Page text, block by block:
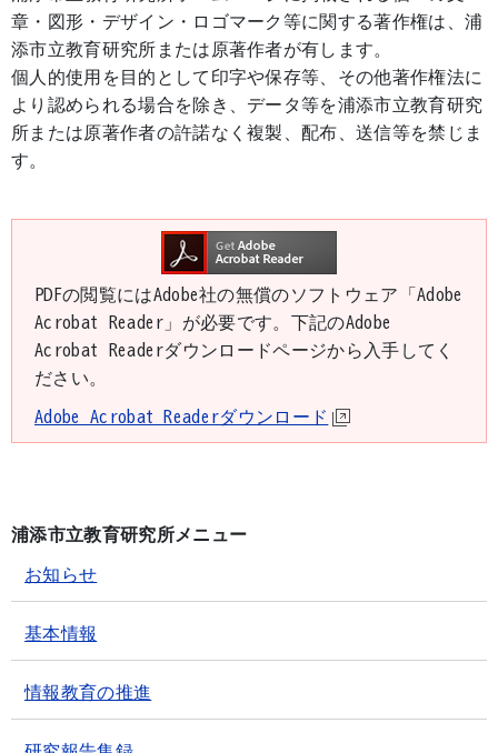
章・図形・デザイン・ロゴマーク等に関する著作権は、浦
添市立教育研究所または原著作者が有します。
個人的使用を目的として印字や保存等、その他著作権法に
より認められる場合を除き、データ等を浦添市立教育研究
所または原著作者の許諾なく複製、配布、送信等を禁じま
す。
PDFの閲覧にはAdobe社の無償のソフトウェア「Adobe
Acrobat Reader」が必要です。下記のAdobe
Acrobat Readerダウンロードページから入手してく
ださい。
Adobe Acrobat Readerダウンロード
浦添市立教育研究所メニュー
お知らせ
基本情報
情報教育の推進